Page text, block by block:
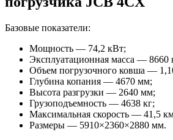
Базовые показатели:
Мощность — 74,2 кВт;
Эксплуатационная масса — 8660
Объем погрузочного ковша —
Глубина копания — 4670 мм;
Высота разгрузки — 2640 мм;
Грузоподъемность — 4638 кг;
Максимальная скорость — 41,5
Размеры — 5910×2360×2880 мм.